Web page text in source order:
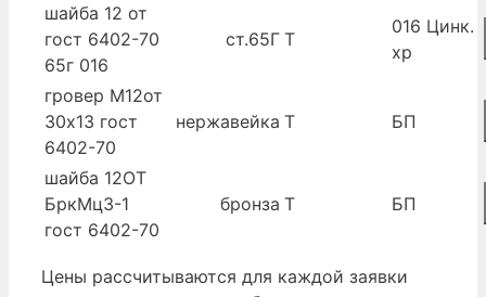
шайба 12 от
гост 6402-70
65г 016
ст.65Г Т
016 Цинк.
хр
гровер М12от
30х13 гост
6402-70
нержавейка Т БП
шайба 12ОТ
БркМц3-1
гост 6402-70
бронза Т БП
Цены рассчитываются для каждой заявки